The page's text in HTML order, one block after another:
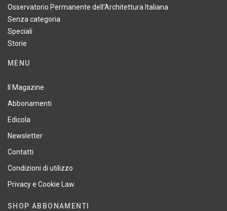
Osservatorio Permanente dell'Architettura Italiana
Senza categoria
Speciali
Storie
MENU
Il Magazine
Abbonamenti
Edicola
Newsletter
Contatti
Condizioni di utilizzo
Privacy e Cookie Law
SHOP ABBONAMENTI